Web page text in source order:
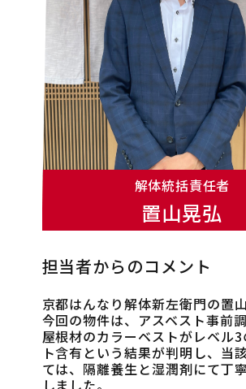
解体統括責任者
置山晃弘
担当者からのコメント
京都はんなり解体新左衛門の置山
今回の物件は、アスベスト事前
屋根材のカラーベストがレベル
ト含有という結果が判明し、当
ては、隔離養生と湿潤剤にて丁
しました。